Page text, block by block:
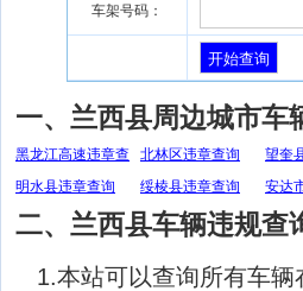
车架号码：
一、兰西县周边城市车
黑龙江高速违章查
询
北林区违章查询 望奎
明水县违章查询
绥棱县违章查询 安达
二、兰西县车辆违规查
1.本站可以查询所有车